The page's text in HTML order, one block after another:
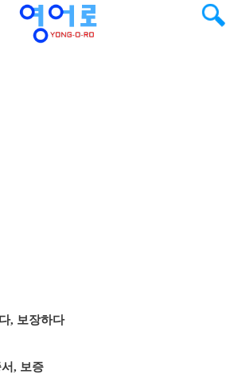
, 보장하다
, 보증